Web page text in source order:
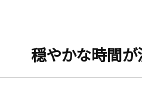
穏やかな時間が